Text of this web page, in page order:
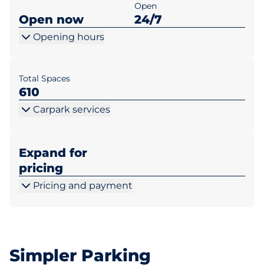
Open now
Open
24/7
Opening hours
Total Spaces
610
Carpark services
Expand for
pricing
Pricing and payment
Simpler Parking